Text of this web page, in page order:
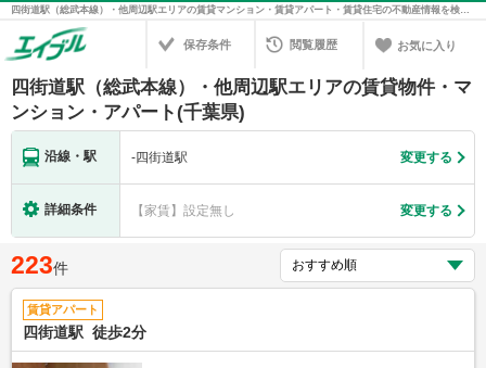
四街道駅（総武本線）・他周辺駅エリアの賃貸マンション・賃貸アパート・賃貸住宅の不動産情報を検索！不動産賃貸の物件探しは、お部屋探しのエイブル
保存条件 閲覧履歴 お気に入り
四街道駅（総武本線）・他周辺駅エリアの賃貸物件・マ
ンション・アパート(千葉県)
沿線・駅 -四街道駅 変更する
詳細条件 【家賃】設定無し 変更する
223件
賃貸アパート
四街道駅 徒歩2分